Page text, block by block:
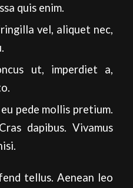
quis enim.
vel, aliquet nec,
ut, imperdiet a,
pede mollis pretium.
dapibus. Vivamus
tellus. Aenean leo